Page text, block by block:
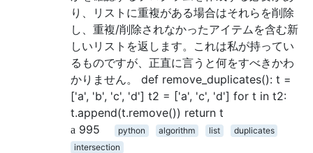
り、リストに重複がある場合はそれらを削除
し、重複/削除されなかったアイテムを含む新
しいリストを返します。これは私が持ってい
るものですが、正直に言うと何をすべきかわ
かりません。 def remove_duplicates(): t =
['a', 'b', 'c', 'd'] t2 = ['a', 'c', 'd'] for t in t2:
t.append(t.remove()) return t
995
python algorithm list
duplicates
intersection